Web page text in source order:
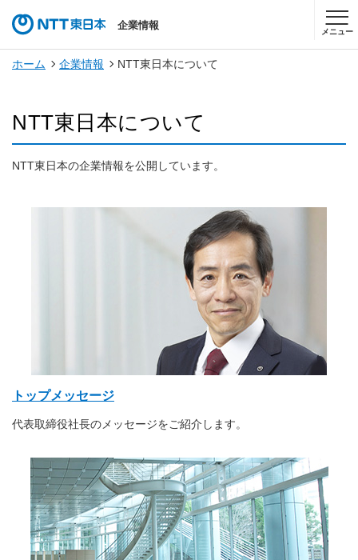
企業情報
メニュー
ホーム 企業情報 NTT東日本について
NTT東日本について
NTT東日本の企業情報を公開しています。
トップメッセージ
代表取締役社長のメッセージをご紹介します。